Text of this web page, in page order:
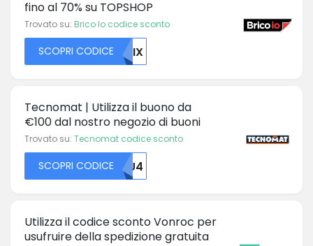
fino al 70% su TOPSHOP
Trovato su: Brico Io codice sconto
SCOPRI CODICE MZIX
Tecnomat | Utilizza il buono da
€100 dal nostro negozio di buoni
Trovato su: Tecnomat codice sconto
SCOPRI CODICEMDU4
Utilizza il codice sconto Vonroc per
usufruire della spedizione gratuita